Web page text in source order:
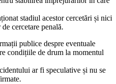
stadiul acestor cercetări și nici
cercetare penală.
publice despre eventuale
condițiile de drum la momentul
ar fi speculative și nu se